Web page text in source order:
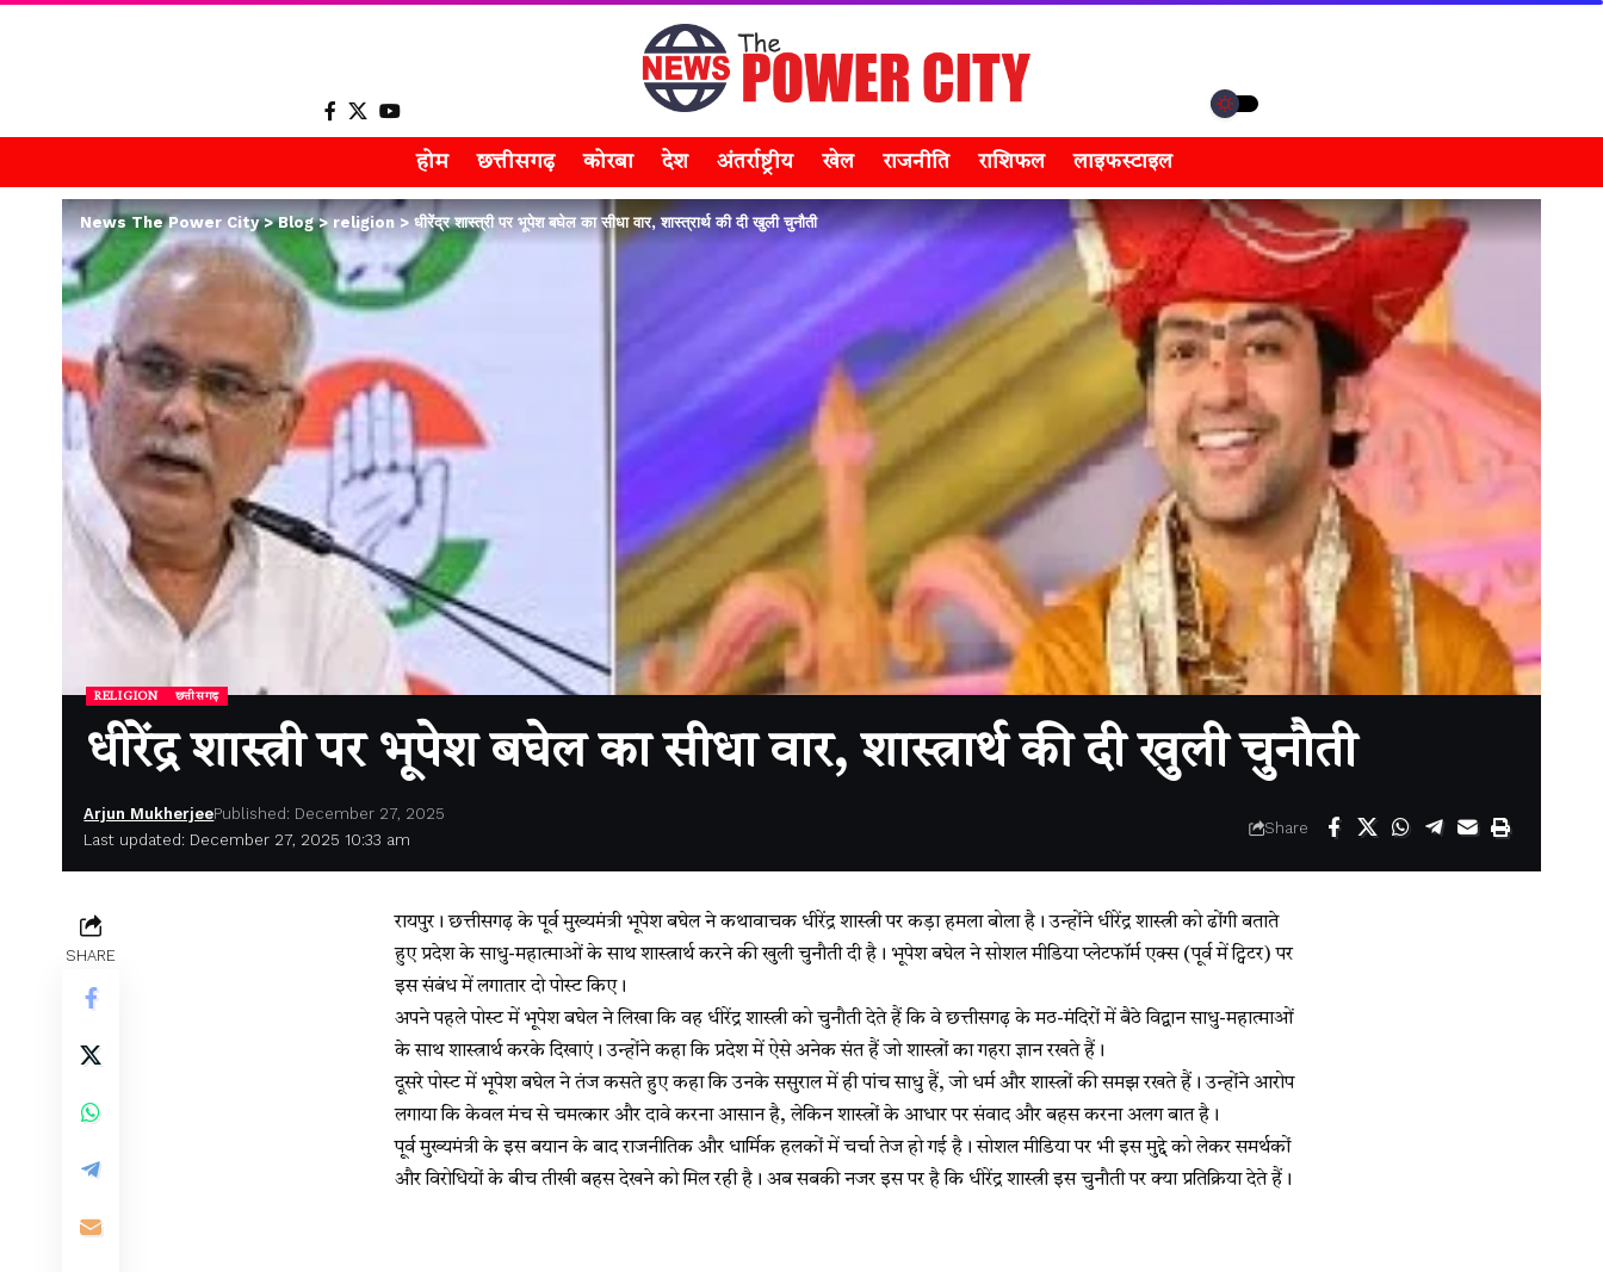
होम छत्तीसगढ़ कोरबा देश अंतर्राष्ट्रीय खेल राजनीति राशिफल लाइफस्टाइल
News The Power City>Blog>religion>धीरेंद्र शास्त्री पर भूपेश बघेल का सीधा वार, शास्त्रार्थ की दी खुली चुनौती
RELIGION छत्तीसगढ़
धीरेंद्र शास्त्री पर भूपेश बघेल का सीधा वार, शास्त्रार्थ की दी खुली चुनौती
Last updated: December 27, 2025 10:33 am
Arjun MukherjeePublished: December 27, 2025
Share
SHARE
रायपुर। छत्तीसगढ़ के पूर्व मुख्यमंत्री भूपेश बघेल ने कथावाचक धीरेंद्र शास्त्री पर कड़ा हमला बोला है। उन्होंने धीरेंद्र शास्त्री को ढोंगी बताते
हुए प्रदेश के साधु-महात्माओं के साथ शास्त्रार्थ करने की खुली चुनौती दी है। भूपेश बघेल ने सोशल मीडिया प्लेटफॉर्म एक्स (पूर्व में ट्विटर) पर
इस संबंध में लगातार दो पोस्ट किए।
अपने पहले पोस्ट में भूपेश बघेल ने लिखा कि वह धीरेंद्र शास्त्री को चुनौती देते हैं कि वे छत्तीसगढ़ के मठ-मंदिरों में बैठे विद्वान साधु-महात्माओं
के साथ शास्त्रार्थ करके दिखाएं। उन्होंने कहा कि प्रदेश में ऐसे अनेक संत हैं जो शास्त्रों का गहरा ज्ञान रखते हैं।
दूसरे पोस्ट में भूपेश बघेल ने तंज कसते हुए कहा कि उनके ससुराल में ही पांच साधु हैं, जो धर्म और शास्त्रों की समझ रखते हैं। उन्होंने आरोप
लगाया कि केवल मंच से चमत्कार और दावे करना आसान है, लेकिन शास्त्रों के आधार पर संवाद और बहस करना अलग बात है।
पूर्व मुख्यमंत्री के इस बयान के बाद राजनीतिक और धार्मिक हलकों में चर्चा तेज हो गई है। सोशल मीडिया पर भी इस मुद्दे को लेकर समर्थकों
और विरोधियों के बीच तीखी बहस देखने को मिल रही है। अब सबकी नजर इस पर है कि धीरेंद्र शास्त्री इस चुनौती पर क्या प्रतिक्रिया देते हैं।